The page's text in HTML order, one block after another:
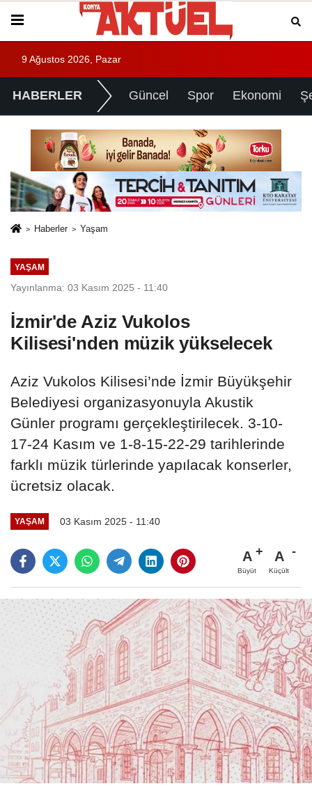
9 Ağustos 2026, Pazar
HABERLER Güncel Spor Ekonomi
Haberler Yaşam
YAŞAM
Yayınlanma: 03 Kasım 2025 - 11:40
İzmir'de Aziz Vukolos
Kilisesi'nden müzik yükselecek
Aziz Vukolos Kilisesi’nde İzmir Büyükşehir
Belediyesi organizasyonuyla Akustik
Günler programı gerçekleştirilecek. 3-10-
17-24 Kasım ve 1-8-15-22-29 tarihlerinde
farklı müzik türlerinde yapılacak konserler,
ücretsiz olacak.
YAŞAM 03 Kasım 2025 - 11:40
A
Büyüt
A
Küçült